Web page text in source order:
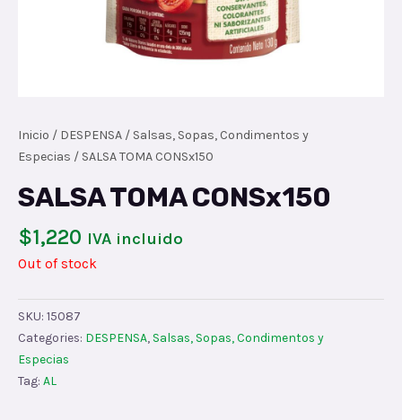
Inicio / DESPENSA / Salsas, Sopas, Condimentos y
Especias / SALSA TOMA CONSx150
SALSA TOMA CONSx150
$1,220 IVA incluido
Out of stock
SKU: 15087
Categories: DESPENSA, Salsas, Sopas, Condimentos y
Especias
Tag: AL